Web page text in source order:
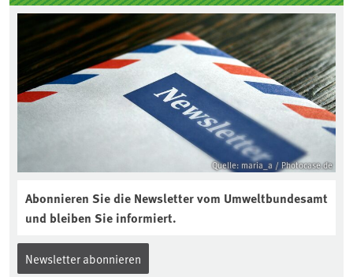
Quelle: maria_a / Photocase.de
Abonnieren Sie die Newsletter vom Umweltbundesamt
und bleiben Sie informiert.
Newsletter abonnieren